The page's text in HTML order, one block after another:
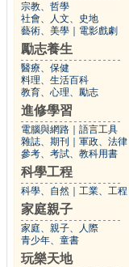
宗教、哲學
社會、人文、史地
藝術、美學
電影戲劇
勵志養生
醫療、保健
料理、生活百科
教育、心理、勵志
進修學習
電腦與網路
語言工具
雜誌、期刊
軍政、法律
參考、考試、教科用書
科學工程
科學、自然 工業、工程
家庭親子
家庭、親子、人際
青少年、童書
玩樂天地